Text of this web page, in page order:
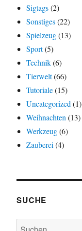
Sigtags(2)
Sonstiges(22)
Spielzeug(13)
Sport(5)
Technik(6)
Tierwelt(66)
Tutoriale(15)
Uncategorized(1)
Weihnachten(13)
Werkzeug(6)
Zauberei(4)
SUCHE
Suchen